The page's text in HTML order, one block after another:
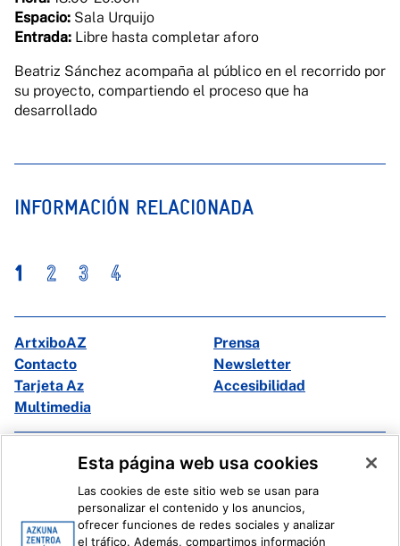
Espacio: Sala Urquijo
Entrada: Libre hasta completar aforo
Beatriz Sánchez acompaña al público en el recorrido por
su proyecto, compartiendo el proceso que ha
desarrollado
INFORMACIÓN RELACIONADA
1 2 3 4
ArtxiboAZ
Prensa
Contacto
Newsletter
Tarjeta Az
Accesibilidad
Multimedia
Facebook
X
Ivoox
Esta página web usa cookies
Las cookies de este sitio web se usan para
personalizar el contenido y los anuncios,
ofrecer funciones de redes sociales y analizar
el tráfico. Además, compartimos información